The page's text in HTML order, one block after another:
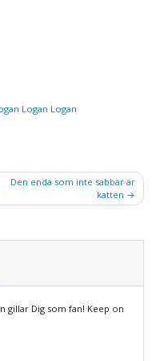
Logan Logan
Den enda som inte sabbar är
katten
gillar Dig som fan! Keep on